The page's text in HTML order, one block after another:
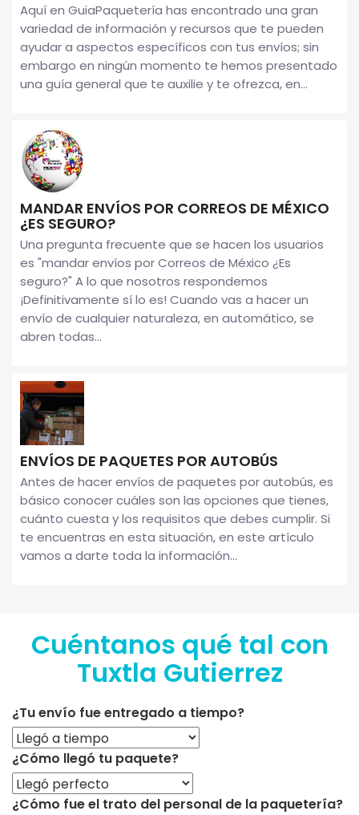
Aquí en GuiaPaquetería has encontrado una gran
variedad de información y recursos que te pueden
ayudar a aspectos específicos con tus envíos; sin
embargo en ningún momento te hemos presentado
una guía general que te auxilie y te ofrezca, en...
MANDAR ENVÍOS POR CORREOS DE MÉXICO
¿ES SEGURO?
Una pregunta frecuente que se hacen los usuarios
es "mandar envíos por Correos de México ¿Es
seguro?" A lo que nosotros respondemos
¡Definitivamente sí lo es! Cuando vas a hacer un
envío de cualquier naturaleza, en automático, se
abren todas...
ENVÍOS DE PAQUETES POR AUTOBÚS
Antes de hacer envíos de paquetes por autobús, es
básico conocer cuáles son las opciones que tienes,
cuánto cuesta y los requisitos que debes cumplir. Si
te encuentras en esta situación, en este artículo
vamos a darte toda la información...
Cuéntanos qué tal con
Tuxtla Gutierrez
¿Tu envío fue entregado a tiempo?
¿Cómo llegó tu paquete?
¿Cómo fue el trato del personal de la paquetería?